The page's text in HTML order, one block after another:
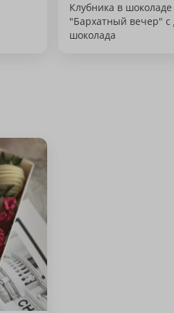
Клубника в шоколаде
"Бархатный вечер" с
шоколада